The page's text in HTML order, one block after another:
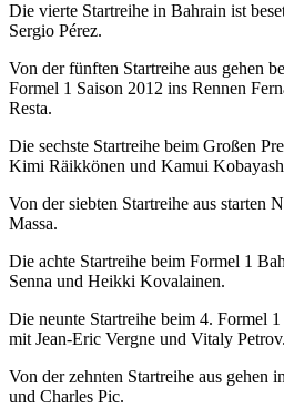
Die vierte Startreihe in Bahrain ist
Sergio Pérez.
Von der fünften Startreihe aus gehen
Formel 1 Saison 2012 ins Rennen
Resta.
Die sechste Startreihe beim Großen
Kimi Räikkönen und Kamui
Von der siebten Startreihe aus starten
Massa.
Die achte Startreihe beim Formel 1
Senna und Heikki Kovalainen.
Die neunte Startreihe beim 4. Formel
mit Jean-Eric Vergne und Vitaly Petrov.
Von der zehnten Startreihe aus gehen
und Charles Pic.